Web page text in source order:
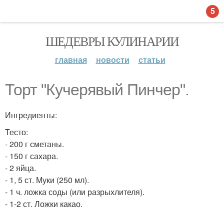
ШЕДЕВРЫ КУЛИНАРИИ
главная новости статьи
Торт "Кучерявый Пинчер".
Ингредиенты:
Тесто:
- 200 г сметаны.
- 150 г сахара.
- 2 яйца.
- 1, 5 ст. Муки (250 мл).
- 1 ч. ложка соды (или разрыхлителя).
- 1-2 ст. Ложки какао.
5